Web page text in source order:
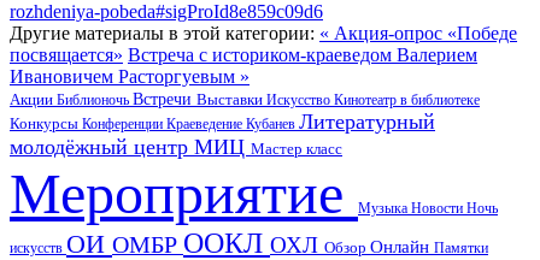
rozhdeniya-pobeda#sigProId8e859c09d6
Другие материалы в этой категории: « Акция-опрос «Победе
посвящается» Встреча с историком-краеведом Валерием
Ивановичем Расторгуевым »
Акции Библионочь Встречи Выставки Искусство Кинотеатр в библиотеке
Конкурсы Конференции Краеведение Кубанев Литературный
молодёжный центр МИЦ Мастер класс
Мероприятие Музыка Новости Ночь
искусств ОИ ОМБР ООКЛ ОХЛ Обзор Онлайн Памятки